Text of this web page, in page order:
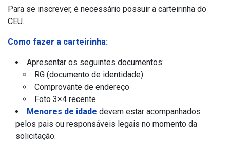
Para se inscrever, é necessário possuir a carteirinha do
CEU.
Como fazer a carteirinha:
Apresentar os seguintes documentos:
RG (documento de identidade)
Comprovante de endereço
Foto 3×4 recente
Menores de idade devem estar acompanhados
pelos pais ou responsáveis legais no momento da
solicitação.